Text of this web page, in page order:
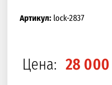
Артикул:lock-2837
Цена: 28